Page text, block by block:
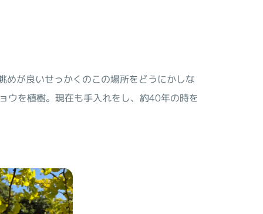
が良いせっかくのこの場所をどうにかしな
ウを植樹。現在も手入れをし、約40年の時を